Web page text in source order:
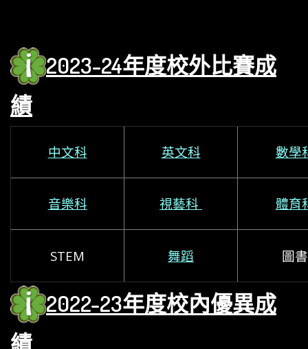
2023-24年度校外比賽成
績
中文科 英文科 數學
音樂科 視藝科 體育
STEM 舞蹈 圖書
2022-23年度校內優異成
績